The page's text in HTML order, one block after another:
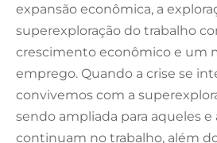
expansão econômica, a
superexploração do trabalho
crescimento econômico e um
emprego. Quando a crise se
convivemos com a
sendo ampliada para aqueles e
continuam no trabalho, além